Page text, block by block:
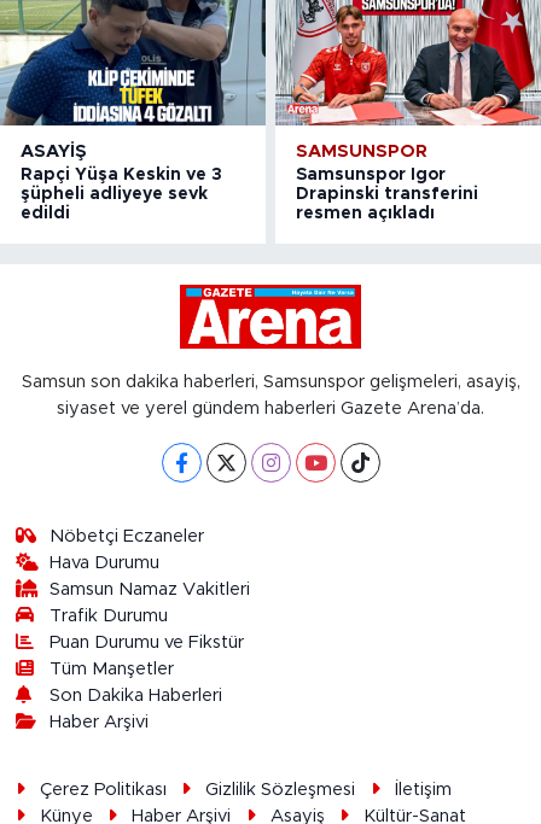
ASAYIŞ
Rapçi Yüşa Keskin ve 3
şüpheli adliyeye sevk
edildi
SAMSUNSPOR
Samsunspor Igor
Drapinski transferini
resmen açıkladı
Samsun son dakika haberleri, Samsunspor gelişmeleri, asayiş,
siyaset ve yerel gündem haberleri Gazete Arena’da.
Nöbetçi Eczaneler
Hava Durumu
Samsun Namaz Vakitleri
Trafik Durumu
Puan Durumu ve Fikstür
Tüm Manşetler
Son Dakika Haberleri
Haber Arşivi
Çerez Politikası Gizlilik Sözleşmesi
İletişim
Künye
Haber Arşivi Asayiş Kültür-Sanat